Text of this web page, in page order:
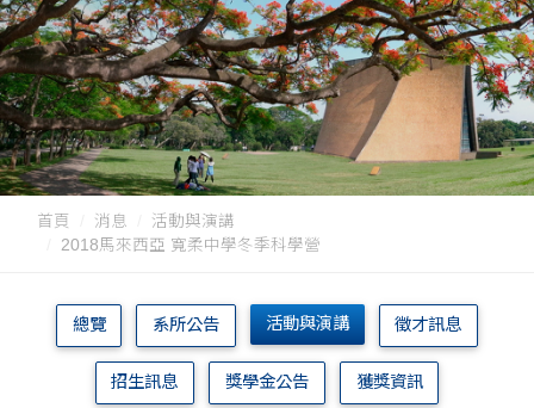
首頁 消息
活動與演講
2018馬來西亞 寬柔中學冬季科學營
總覽 系所公告 活動與演講 徵才訊息
招生訊息 獎學金公告 獲獎資訊